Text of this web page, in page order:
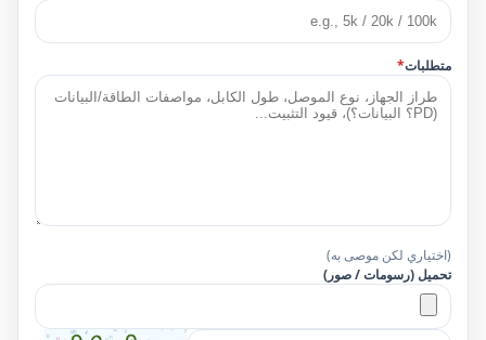
متطلبات*
(اختياري لكن موصى به)
تحميل (رسومات / صور)